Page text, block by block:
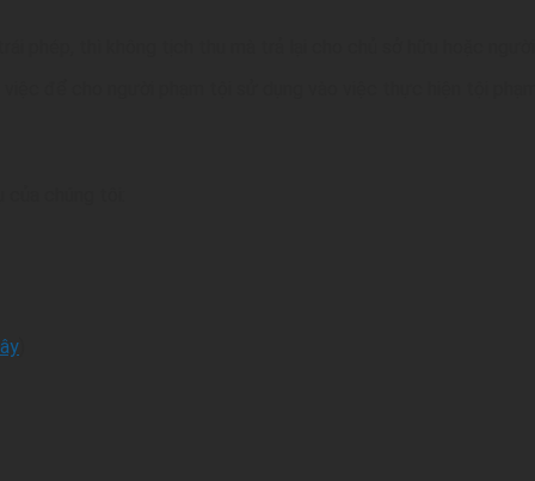
phép, thì không tịch thu mà trả lại cho chủ sở hữu hoặc người
để cho người phạm tội sử dụng vào việc thực hiện tội
chúng tôi: